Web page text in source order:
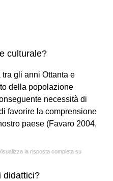
culturale?
gli anni Ottanta e
della popolazione
necessità di
favorire la comprensione
paese (Favaro 2004,
la risposta completa su
didattici?